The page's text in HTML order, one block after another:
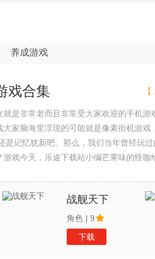
养成游戏
戏合集
就是非常老而且非常受大家欢迎的手机游
大家脑海里浮现的可能就是像素街机游戏
是记忆犹新吧。那么，我们当年曾经玩
戏今天，乐途下载站小编芒果味的怪咖
战舰天下
角色 | 9
下载